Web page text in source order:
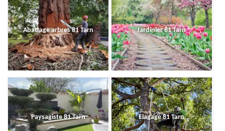
Abattage arbres 81 Tarn Jardinier 81 Tarn
Paysagiste 81 Tarn Elagage 81 Tarn